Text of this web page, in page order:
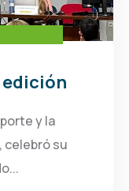
edición
y la
celebró su